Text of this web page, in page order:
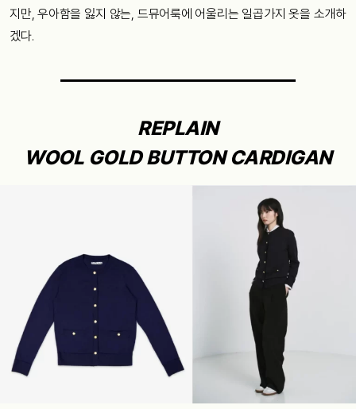
지만, 우아함을 잃지 않는, 드뮤어룩에 어울리는 일곱가지 옷을 소개하
겠다.
REPLAIN
WOOL GOLD BUTTON CARDIGAN